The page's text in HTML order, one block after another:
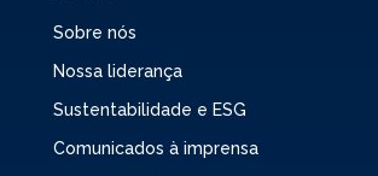
Sobre nós
Nossa liderança
Sustentabilidade e ESG
Comunicados à imprensa